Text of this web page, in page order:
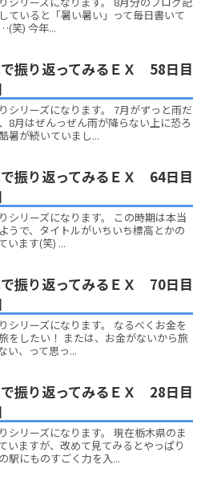
ていると「暑い暑い」って毎日書いて
笑) 今年...
振り返ってみるＥＸ 58日目
シリーズになります。 7月がずっと雨だ
8月はぜんっぜん雨が降らない上に恐ろ
暑が続いていまし...
振り返ってみるＥＸ 64日目
シリーズになります。 この時期は本当
うで、タイトルがいちいち標高とかの
います(笑) ...
振り返ってみるＥＸ 70日目
シリーズになります。 なるべくお金を
をしたい！ または、お金がないから旅
い、って思っ...
振り返ってみるＥＸ 28日目
シリーズになります。 現在栃木県のま
いますが、改めて見てみるとやっぱり
駅にものすごく力を入...